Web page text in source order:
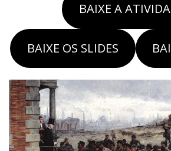
BAIXE A
BAIXE OS SLIDES